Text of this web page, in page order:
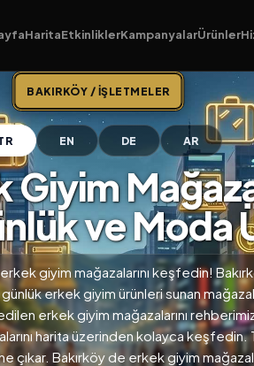
HaritaEtkinliklerKampanyalarÜrünler
BAKIRKÖY / İŞLETMELER
EN DE AR
Giyim
ve Moda
giyim mağazalarını keşfedin!
erkek giyim ürünleri sunan
erkek giyim mağazalarını
harita üzerinden kolayca
çıkar. Bakırköy de erkek giyim